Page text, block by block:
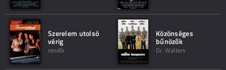
Szerelem utolsó
vérig
rendőr
Közönséges
bűnözők
Dr. Walters